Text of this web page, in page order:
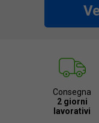
Consegna
2 giorni
lavorativi